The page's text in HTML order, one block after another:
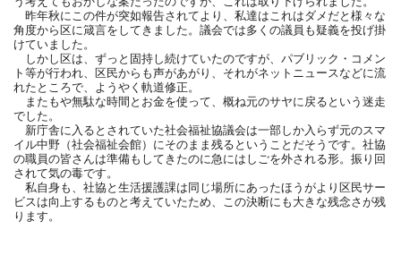
昨年秋にこの件が突如報告されてより、私達はこれはダメだと様々な
角度から区に箴言をしてきました。議会では多くの議員も疑義を投げ掛
けていました。
しかし区は、ずっと固持し続けていたのですが、パブリック・コメン
ト等が行われ、区民からも声があがり、それがネットニュースなどに流
れたところで、ようやく軌道修正。
またもや無駄な時間とお金を使って、概ね元のサヤに戻るという迷走
でした。
新庁舎に入るとされていた社会福祉協議会は一部しか入らず元のスマ
イル中野（社会福祉会館）にそのまま残るということだそうです。社協
の職員の皆さんは準備もしてきたのに急にはしごを外される形。振り回
されて気の毒です。
私自身も、社協と生活援護課は同じ場所にあったほうがより区民サー
ビスは向上するものと考えていたため、この決断にも大きな残念さが残
ります。